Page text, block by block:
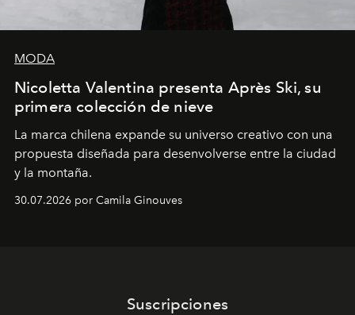
MODA
Nicoletta Valentina presenta Après Ski, su
primera colección de nieve
La marca chilena expande su universo creativo con una
propuesta diseñada para desenvolverse entre la ciudad
y la montaña.
30.07.2026 por Camila Ginouves
Suscripciones